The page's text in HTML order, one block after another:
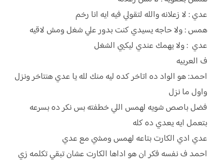
عدي : لا زعلانه والله لتقولي فيه ايه انا رخم
همس : ولا حاجه يسيدي كنت بدور علي شغل ومش لاقيه
عدي : ولا يهمك عندي ليكيي الشغل
ف العربيه
احمد: هو الواد ده اتاخر كده ليه منك لله يا عدي هنتاخر ونزل
واول ما نزل
فضل باصص شويه لهمس اللي خطفته بس نكر ده بسرعه
بتعمل ايه يعدي ده كله
عدي ادي الكارت بتاعه لهمس ومشي مع عدي
احمد ف نفسه فكر ان هو اداها الكارت عشان تبقي تكلمه زي